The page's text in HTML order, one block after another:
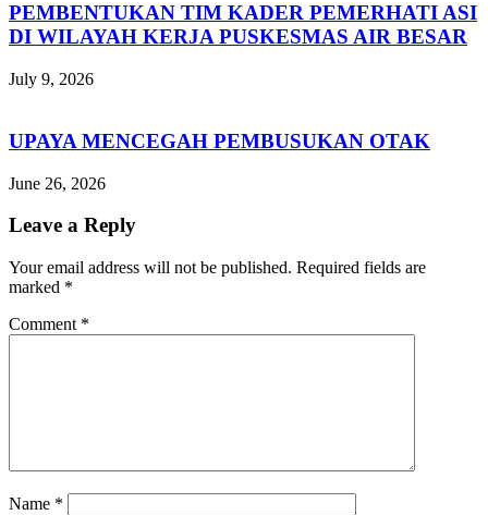
PEMBENTUKAN TIM KADER PEMERHATI ASI
DI WILAYAH KERJA PUSKESMAS AIR BESAR
July 9, 2026
UPAYA MENCEGAH PEMBUSUKAN OTAK
June 26, 2026
Leave a Reply
Your email address will not be published. Required fields are
marked *
Comment *
Name *